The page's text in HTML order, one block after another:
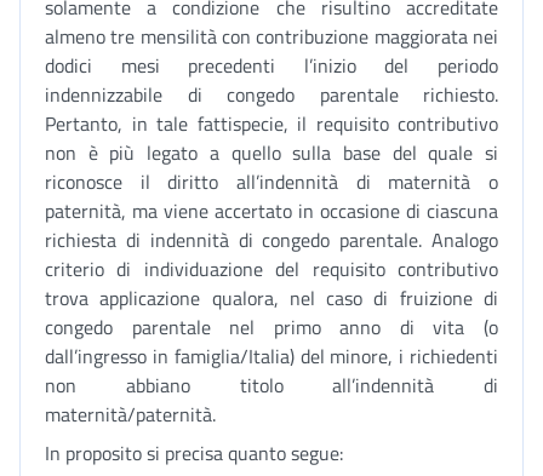
solamente a condizione che risultino accreditate
almeno tre mensilità con contribuzione maggiorata nei
dodici mesi precedenti l’inizio del periodo
indennizzabile di congedo parentale richiesto.
Pertanto, in tale fattispecie, il requisito contributivo
non è più legato a quello sulla base del quale si
riconosce il diritto all’indennità di maternità o
paternità, ma viene accertato in occasione di ciascuna
richiesta di indennità di congedo parentale. Analogo
criterio di individuazione del requisito contributivo
trova applicazione qualora, nel caso di fruizione di
congedo parentale nel primo anno di vita (o
dall’ingresso in famiglia/Italia) del minore, i richiedenti
non abbiano titolo all’indennità di
maternità/paternità.
In proposito si precisa quanto segue: